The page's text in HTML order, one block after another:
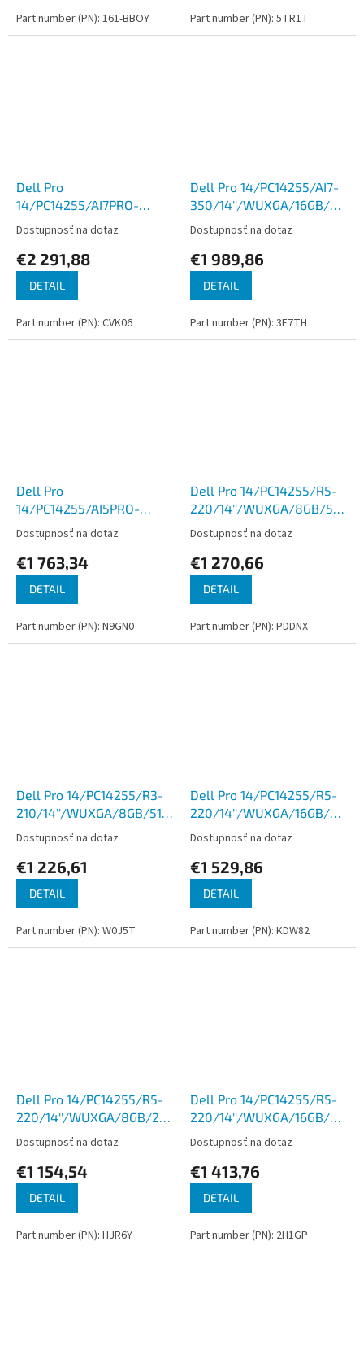
Part number (PN): 161-BBOY Part number (PN): 5TR1T
Dell Pro
14/PC14255/AI7PRO-
350/14''/WUXGA/16GB/1TB/AMD
int/W11P/Platinum/3R
NBD
Dostupnosť na dotaz
€2 291,88
DETAIL
Part number (PN): CVK06
Dell Pro 14/PC14255/AI7-
350/14''/WUXGA/16GB/
int/W11P/Platinum/3R
Dostupnosť na dotaz
€1 989,86
DETAIL
Part number (PN): 3F7TH
Dell Pro
14/PC14255/AI5PRO-
340/14''/WUXGA/16GB/512GB/AMD
int/W11P/Platinum/3R
NBD
Dostupnosť na dotaz
€1 763,34
DETAIL
Part number (PN): N9GN0
Dell Pro 14/PC14255/R5-
220/14''/WUXGA/8GB/
int/W11P/Gray/3R NBD
Dostupnosť na dotaz
€1 270,66
DETAIL
Part number (PN): PDDNX
Dell Pro 14/PC14255/R3-
210/14''/WUXGA/8GB/512GB/AMD
int/W11P/Gray/3R NBD
Dostupnosť na dotaz
€1 226,61
DETAIL
Part number (PN): W0J5T
Dell Pro 14/PC14255/R5-
220/14''/WUXGA/16GB/
int/W11P/Gray/3R NBD
Dostupnosť na dotaz
€1 529,86
DETAIL
Part number (PN): KDW82
Dell Pro 14/PC14255/R5-
220/14''/WUXGA/8GB/256GB/AMD
int/W11P/Gray/3R NBD
Dostupnosť na dotaz
€1 154,54
DETAIL
Part number (PN): HJR6Y
Dell Pro 14/PC14255/R5-
220/14''/WUXGA/16GB/
int/W11P/Gray/3R NBD
Dostupnosť na dotaz
€1 413,76
DETAIL
Part number (PN): 2H1GP